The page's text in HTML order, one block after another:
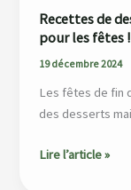
Recettes de
pour les fêtes !
19 décembre 2024
Les fêtes de fin
des desserts
les
fêtes
Lire l’article »